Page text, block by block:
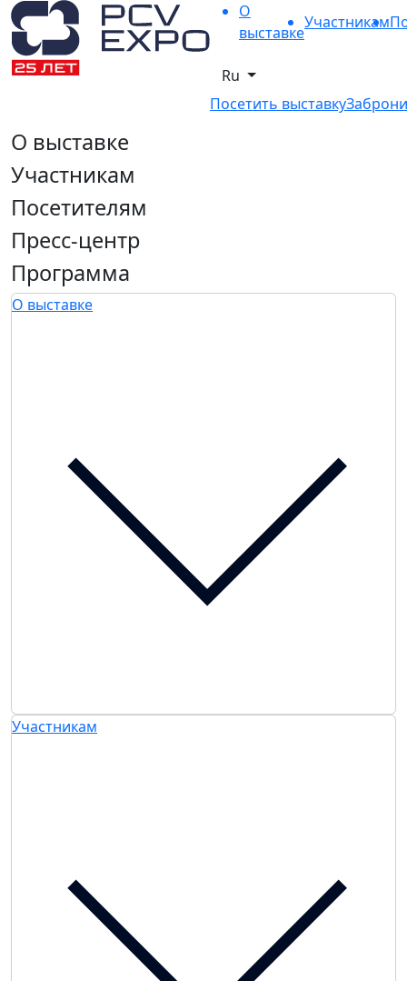
О
выставке
Участникам
Ru
Посетить выставку
О выставке
Участникам
Посетителям
Пресс-центр
Программа
О выставке
Участникам